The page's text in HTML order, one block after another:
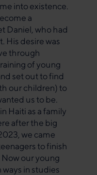
into existence.
a
Daniel, who had
His desire was
through
of young
set out to find
our children) to
us to be.
Haiti as a family
after the big
we came
to finish
our young
in studies